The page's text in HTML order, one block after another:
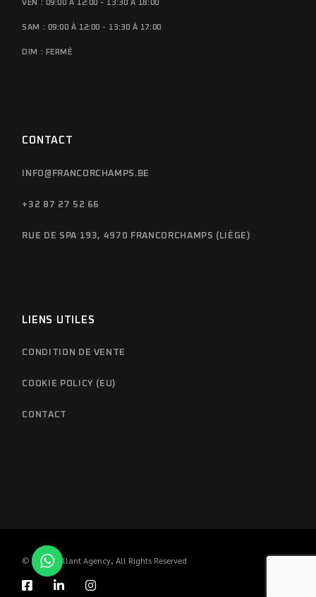
VEN : 09:00 À 12:00 - 13:30 À 18:00
SAM : 09:00 À 12:00 - 13:30 À 17:00
DIM : FERMÉ
CONTACT
INFO@FRANCORCHAMPS.BE
+32 87 27 52 66
RUE DE SPA 193, 4970 FRANCORCHAMPS (LIÈGE)
LIENS UTILES
CONDITION DE VENTE
COOKIE POLICY (EU)
CONTACT
© 2023Brillant Agency, All Rights Reserved